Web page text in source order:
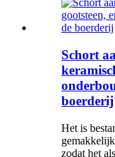
Schort
boerderij
Het is
zodat het